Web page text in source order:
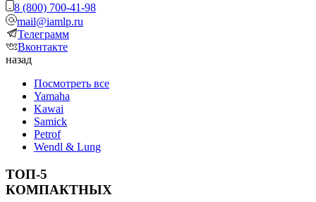
8 (800) 700-41-98
mail@iamlp.ru
Телеграмм
Вконтакте
назад
Посмотреть все
Yamaha
Kawai
Samick
Petrof
Wendl & Lung
ТОП-5
КОМПАКТНЫХ